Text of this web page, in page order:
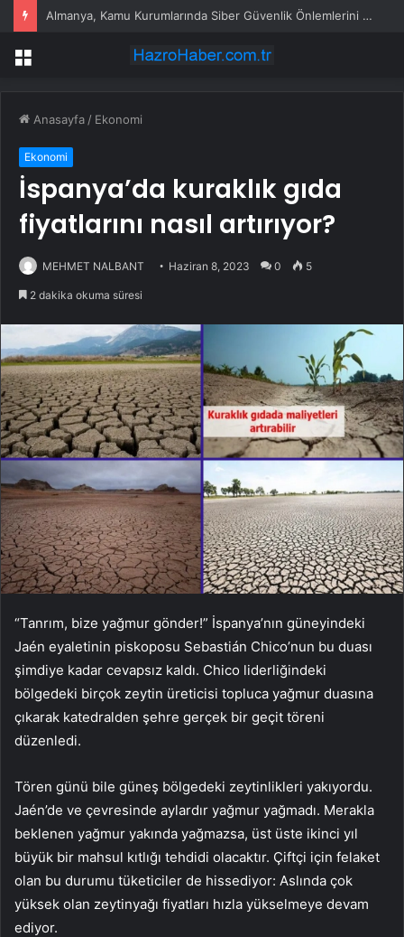
Almanya, Kamu Kurumlarında Siber Güvenlik Önlemlerini Sıkılaştırıyor
Menü
Anasayfa / Ekonomi
Ekonomi
İspanya’da kuraklık gıda
fiyatlarını nasıl artırıyor?
MEHMET NALBANT Haziran 8, 2023 0 5
2 dakika okuma süresi
“Tanrım, bize yağmur gönder!” İspanya’nın güneyindeki
Jaén eyaletinin piskoposu Sebastián Chico’nun bu duası
şimdiye kadar cevapsız kaldı. Chico liderliğindeki
bölgedeki birçok zeytin üreticisi topluca yağmur duasına
çıkarak katedralden şehre gerçek bir geçit töreni
düzenledi.
Tören günü bile güneş bölgedeki zeytinlikleri yakıyordu.
Jaén’de ve çevresinde aylardır yağmur yağmadı. Merakla
beklenen yağmur yakında yağmazsa, üst üste ikinci yıl
büyük bir mahsul kıtlığı tehdidi olacaktır. Çiftçi için felaket
olan bu durumu tüketiciler de hissediyor: Aslında çok
yüksek olan zeytinyağı fiyatları hızla yükselmeye devam
ediyor.